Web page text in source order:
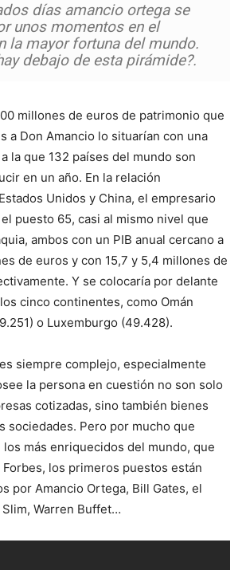
días amancio ortega se
unos momentos en el
la mayor fortuna del mundo.
debajo de esta pirámide?.
millones de euros de patrimonio que
a Don Amancio lo situarían con una
la que 132 países del mundo son
en un año. En la relación
Unidos y China, el empresario
puesto 65, casi al mismo nivel que
ambos con un PIB anual cercano a
de euros y con 15,7 y 5,4 millones de
Y se colocaría por delante
cinco continentes, como Omán
o Luxemburgo (49.428).
siempre complejo, especialmente
la persona en cuestión no son solo
cotizadas, sino también bienes
sociedades. Pero por mucho que
más enriquecidos del mundo, que
los primeros puestos están
por Amancio Ortega, Bill Gates, el
Warren Buffet…